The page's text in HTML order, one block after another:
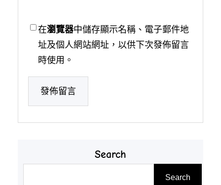
在瀏覽器中儲存顯示名稱、電子郵件地
址及個人網站網址，以供下次發佈留言
時使用。
Search
Search